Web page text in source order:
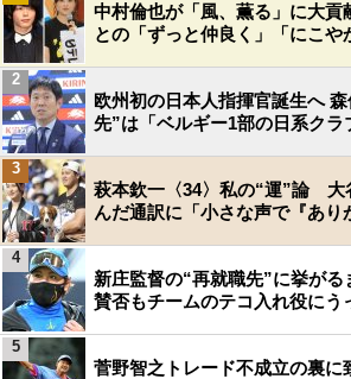
中村倫也が「風、薫る」に大
との「ずっと仲良く」「にこや
欧州初の日本人指揮官誕生へ
先”は「ベルギー1部の日系クラ
2
萩本欽一〈34〉私の“運”論 大
んだ通訳に「小さな声で『あり
3
新庄監督の“再就職先”に挙がる
賛否もチームのテコ入れ役にう
4
菅野智之トレード不成立の裏
5